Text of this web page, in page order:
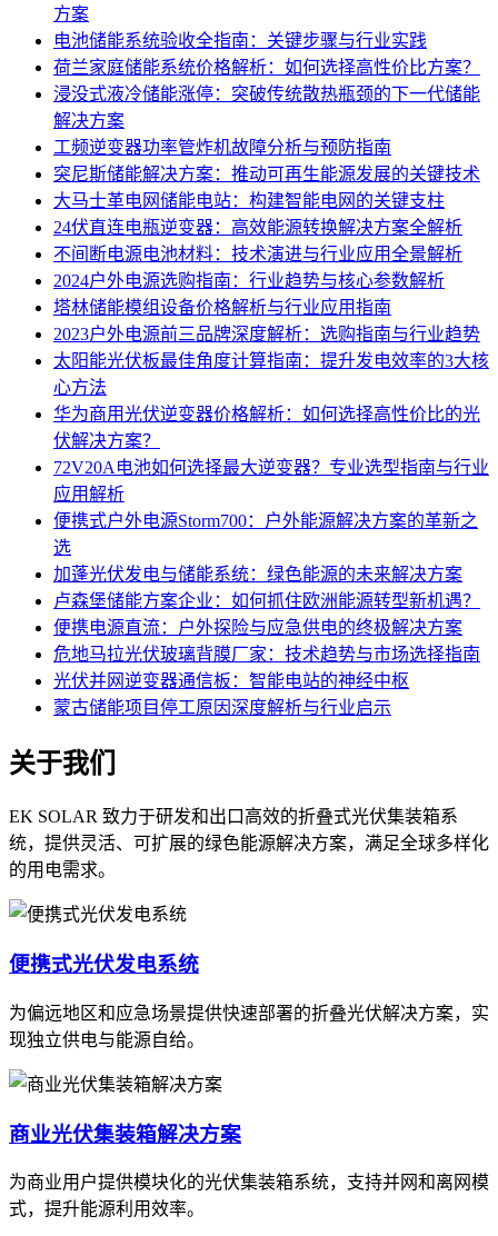
方案
电池储能系统验收全指南：关键步骤与行业实践
荷兰家庭储能系统价格解析：如何选择高性价比方案？
浸没式液冷储能涨停：突破传统散热瓶颈的下一代储能
解决方案
工频逆变器功率管炸机故障分析与预防指南
突尼斯储能解决方案：推动可再生能源发展的关键技术
大马士革电网储能电站：构建智能电网的关键支柱
24伏直连电瓶逆变器：高效能源转换解决方案全解析
不间断电源电池材料：技术演进与行业应用全景解析
2024户外电源选购指南：行业趋势与核心参数解析
塔林储能模组设备价格解析与行业应用指南
2023户外电源前三品牌深度解析：选购指南与行业趋势
太阳能光伏板最佳角度计算指南：提升发电效率的3大核
心方法
华为商用光伏逆变器价格解析：如何选择高性价比的光
伏解决方案？
72V20A电池如何选择最大逆变器？专业选型指南与行业
应用解析
便携式户外电源Storm700：户外能源解决方案的革新之
选
加蓬光伏发电与储能系统：绿色能源的未来解决方案
卢森堡储能方案企业：如何抓住欧洲能源转型新机遇？
便携电源直流：户外探险与应急供电的终极解决方案
危地马拉光伏玻璃背膜厂家：技术趋势与市场选择指南
光伏并网逆变器通信板：智能电站的神经中枢
蒙古储能项目停工原因深度解析与行业启示
关于我们
EK SOLAR 致力于研发和出口高效的折叠式光伏集装箱系
统，提供灵活、可扩展的绿色能源解决方案，满足全球多样化
的用电需求。
便携式光伏发电系统
为偏远地区和应急场景提供快速部署的折叠光伏解决方案，实
现独立供电与能源自给。
商业光伏集装箱解决方案
为商业用户提供模块化的光伏集装箱系统，支持并网和离网模
式，提升能源利用效率。